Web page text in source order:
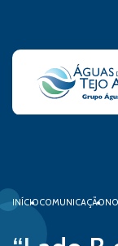
INÍCIOCOMUNICAÇÃO